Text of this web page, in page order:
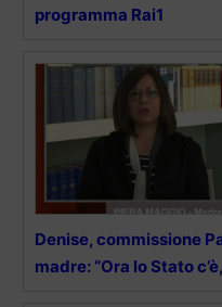
programma Rai1
Denise, commissione
madre: “Ora lo Stato